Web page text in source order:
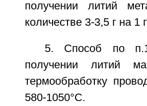
получении литий
количестве 3-3,5 г на 1
5. Способ по
получении литий
термообработку
580-1050°С.